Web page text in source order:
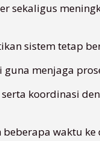
sekaligus
sistem tetap
guna menjaga
koordinasi
waktu ke